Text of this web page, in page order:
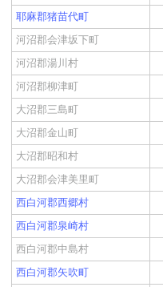
耶麻郡猪苗代町
河沼郡会津坂下町
河沼郡湯川村
河沼郡柳津町
大沼郡三島町
大沼郡金山町
大沼郡昭和村
大沼郡会津美里町
西白河郡西郷村
西白河郡泉崎村
西白河郡中島村
西白河郡矢吹町